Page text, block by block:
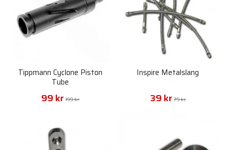
Tippmann Cyclone Piston
Tube
99 kr 199 kr
Inspire Metalslang
39 kr 79 kr